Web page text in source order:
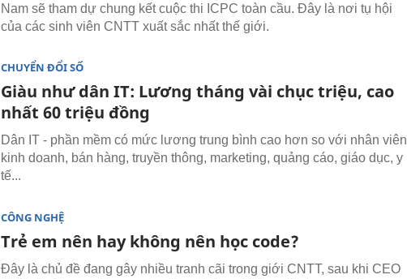
Nam sẽ tham dự chung kết cuộc thi ICPC toàn cầu. Đây là nơi tụ hội
của các sinh viên CNTT xuất sắc nhất thế giới.
CHUYỂN ĐỔI SỐ
Giàu như dân IT: Lương tháng vài chục triệu, cao
nhất 60 triệu đồng
Dân IT - phần mềm có mức lương trung bình cao hơn so với nhân viên
kinh doanh, bán hàng, truyền thông, marketing, quảng cáo, giáo dục, y
tế...
CÔNG NGHỆ
Trẻ em nên hay không nên học code?
Đây là chủ đề đang gây nhiều tranh cãi trong giới CNTT, sau khi CEO